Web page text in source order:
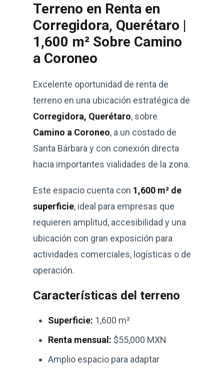
Terreno en Renta en
Corregidora, Querétaro |
1,600 m² Sobre Camino
a Coroneo
Excelente oportunidad de renta de
terreno en una ubicación estratégica de
Corregidora, Querétaro, sobre
Camino a Coroneo, a un costado de
Santa Bárbara y con conexión directa
hacia importantes vialidades de la zona.
Este espacio cuenta con 1,600 m² de
superficie, ideal para empresas que
requieren amplitud, accesibilidad y una
ubicación con gran exposición para
actividades comerciales, logísticas o de
operación.
Características del terreno
Superficie: 1,600 m²
Renta mensual: $55,000 MXN
Amplio espacio para adaptar